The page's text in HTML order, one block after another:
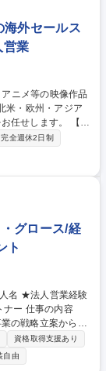
海外セールス
営業
します。 【業
ールス／ライセン
ス構築・交渉 ・
収益管理 ・編成・
・海外セールスに
アジア）
完全週休2日制
グロース/経
ト
内容
の戦略立案から既
。ご経験を活かし
リ
での一気通貫支援
資格取得支援あり
自由